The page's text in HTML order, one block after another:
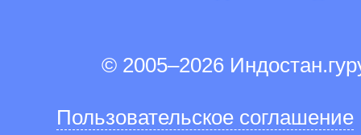
© 2005–2026
Пользовательское соглашение